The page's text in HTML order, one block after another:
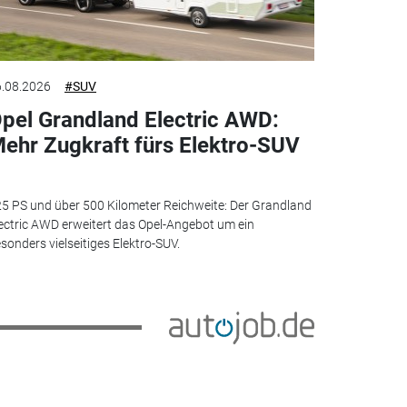
#SUV
Grandland Electric AWD:
Zugkraft fürs Elektro-SUV
PS und über 500 Kilometer Reichweite: Der Grandland
AWD erweitert das Opel-Angebot um ein
vielseitiges Elektro-SUV.